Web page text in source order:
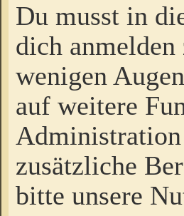
Du musst in
dich
wenigen
auf weitere
Administration
zusätzliche
bitte unsere